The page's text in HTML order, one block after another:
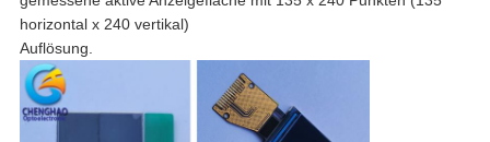
horizontal x 240 vertikal)
Auflösung.